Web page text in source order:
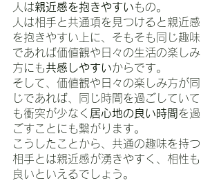
人は親近感を抱きやすいもの。
人は相手と共通項を見つけると親近感
を抱きやすい上に、そもそも同じ趣味
であれば価値観や日々の生活の楽しみ
方にも共感しやすいからです。
そして、価値観や日々の楽しみ方が同
じであれば、同じ時間を過ごしていて
も衝突が少なく 居心地の良い時間を過
ごすことにも繋がります。
こうしたことから、共通の趣味を持つ
相手とは親近感が湧きやすく、相性も
良いといえるでしょう。